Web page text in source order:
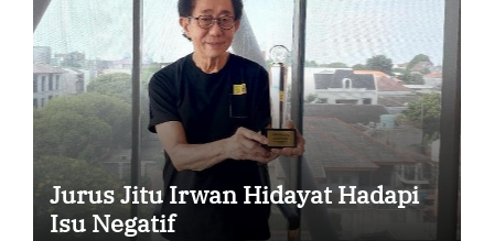
Jurus Jitu Irwan Hidayat Hadapi
Isu Negatif